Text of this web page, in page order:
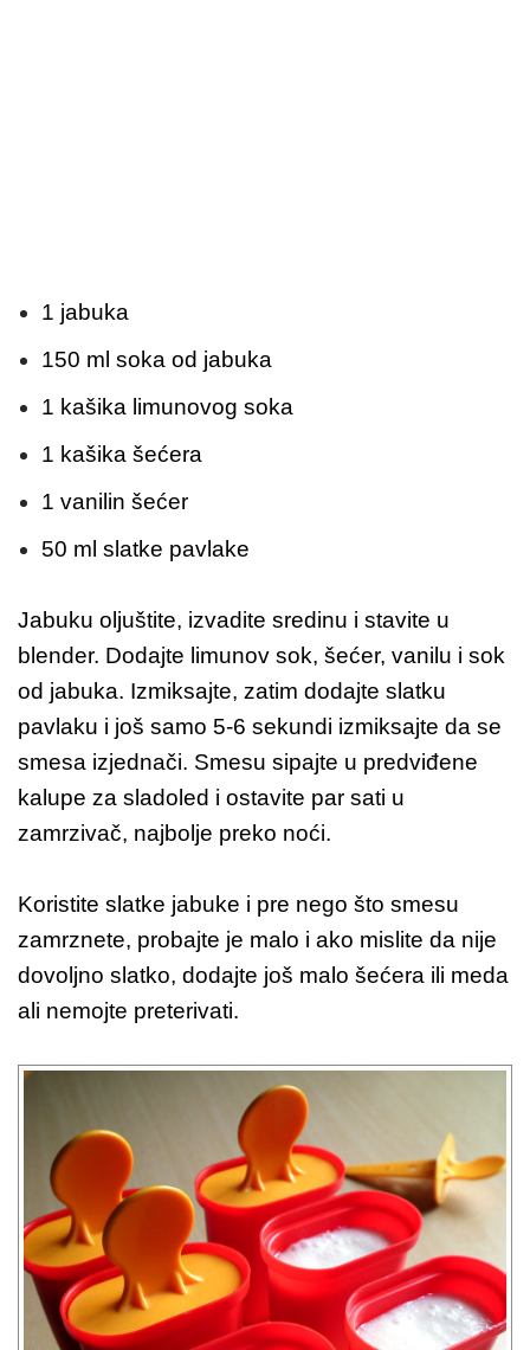
1 jabuka
150 ml soka od jabuka
1 kašika limunovog soka
1 kašika šećera
1 vanilin šećer
50 ml slatke pavlake
Jabuku oljuštite, izvadite sredinu i stavite u
blender. Dodajte limunov sok, šećer, vanilu i sok
od jabuka. Izmiksajte, zatim dodajte slatku
pavlaku i još samo 5-6 sekundi izmiksajte da se
smesa izjednači. Smesu sipajte u predviđene
kalupe za sladoled i ostavite par sati u
zamrzivač, najbolje preko noći.
Koristite slatke jabuke i pre nego što smesu
zamrznete, probajte je malo i ako mislite da nije
dovoljno slatko, dodajte još malo šećera ili meda
ali nemojte preterivati.